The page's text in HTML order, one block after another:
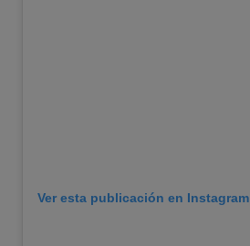
Ver esta publicación en Instagram